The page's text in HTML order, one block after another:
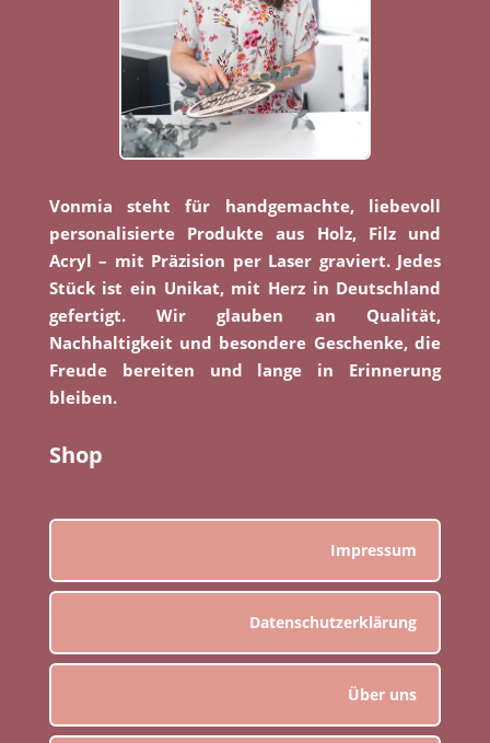
Vonmia steht für handgemachte, liebevoll
personalisierte Produkte aus Holz, Filz und
Acryl – mit Präzision per Laser graviert. Jedes
Stück ist ein Unikat, mit Herz in Deutschland
gefertigt. Wir glauben an Qualität,
Nachhaltigkeit und besondere Geschenke, die
Freude bereiten und lange in Erinnerung
bleiben.
Shop
Impressum
Datenschutzerklärung
Über uns